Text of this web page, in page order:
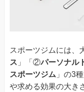
スポーツジムには
ス 」「②パーソナル
スポーツジム 」の3
や求める効果の大き